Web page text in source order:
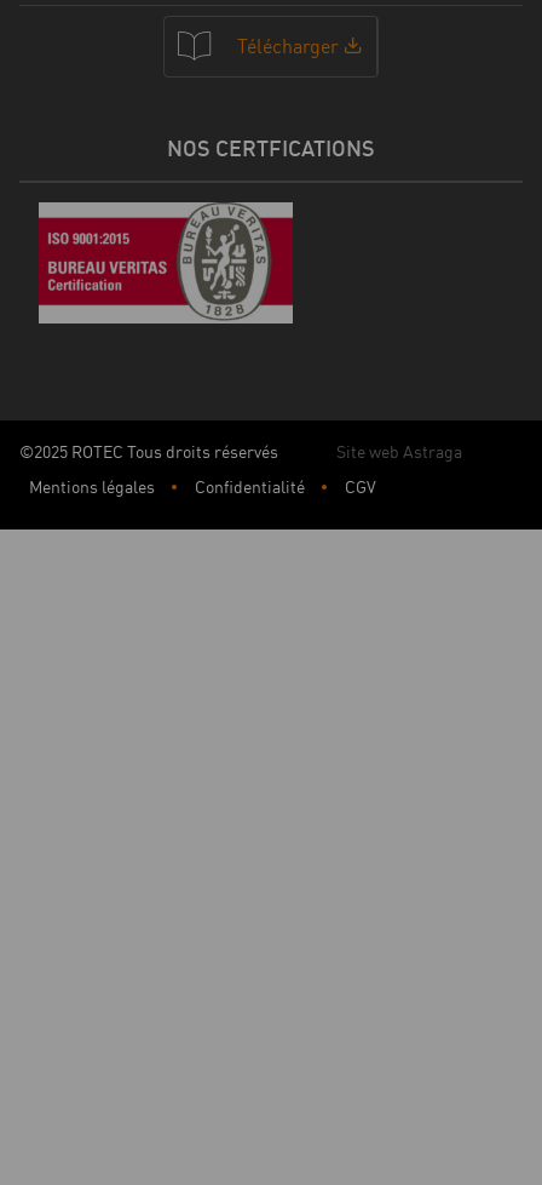
Télécharger
NOS CERTFICATIONS
©2025 ROTEC Tous droits réservés
Site web Astraga
Mentions légales
Confidentialité CGV